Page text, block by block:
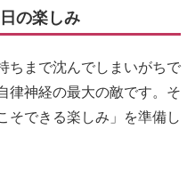
の楽しみ
ちまで沈んでしまいがちで
律神経の最大の敵です。そ
そできる楽しみ」を準備し